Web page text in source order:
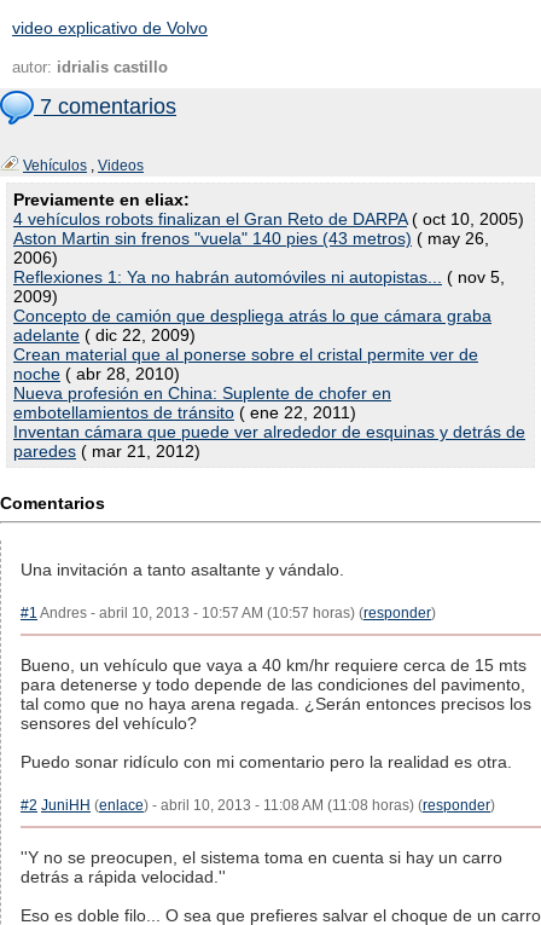
video explicativo de Volvo
autor: idrialis castillo
7 comentarios
Vehículos , Videos
Previamente en eliax:
4 vehículos robots finalizan el Gran Reto de DARPA( oct 10, 2005)
Aston Martin sin frenos "vuela" 140 pies (43 metros) ( may 26,
2006)
Reflexiones 1: Ya no habrán automóviles ni autopistas...
( nov 5,
2009)
Concepto de camión que despliega atrás lo que cámara graba
adelante ( dic 22, 2009)
Crean material que al ponerse sobre el cristal permite ver de
noche ( abr 28, 2010)
Nueva profesión en China: Suplente de chofer en
embotellamientos de tránsito ( ene 22, 2011)
Inventan cámara que puede ver alrededor de esquinas y detrás de
paredes ( mar 21, 2012)
Comentarios
Una invitación a tanto asaltante y vándalo.
#1 Andres - abril 10, 2013 - 10:57 AM (10:57 horas) (responder)
Bueno, un vehículo que vaya a 40 km/hr requiere cerca de 15 mts
para detenerse y todo depende de las condiciones del pavimento,
tal como que no haya arena regada. ¿Serán entonces precisos los
sensores del vehículo?
Puedo sonar ridículo con mi comentario pero la realidad es otra.
#2 JuniHH (enlace) - abril 10, 2013 - 11:08 AM (11:08 horas) (responder)
''Y no se preocupen, el sistema toma en cuenta si hay un carro
detrás a rápida velocidad.''
Eso es doble filo... O sea que prefieres salvar el choque de un carro